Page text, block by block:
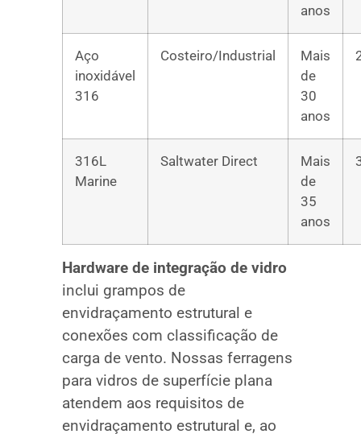
anos
Aço
inoxidável
316
Costeiro/Industrial
Mais
de
30
anos
316L
Marine
Saltwater Direct
Mais
de
35
anos
Hardware de integração de vidro
inclui grampos de
envidraçamento estrutural e
conexões com classificação de
carga de vento. Nossas ferragens
para vidros de superfície plana
atendem aos requisitos de
envidraçamento estrutural e, ao